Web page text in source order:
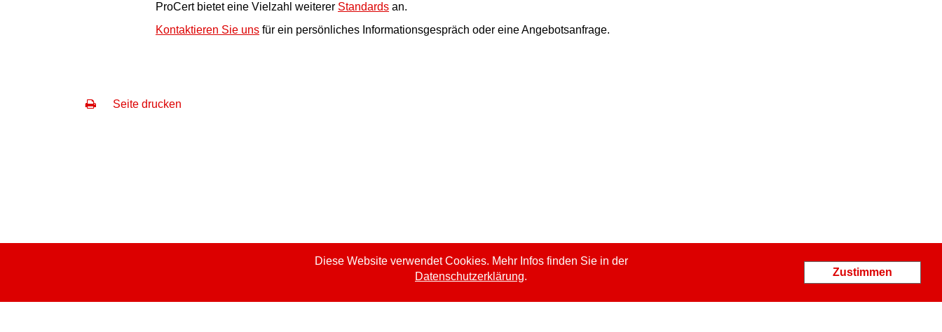
ProCert bietet eine Vielzahl weiterer Standards an.
Kontaktieren Sie uns für ein persönliches Informationsgespräch oder eine Angebotsanfrage.
Seite drucken
Diese Website verwendet Cookies. Mehr Infos finden Sie in der
Datenschutzerklärung. Zustimmen